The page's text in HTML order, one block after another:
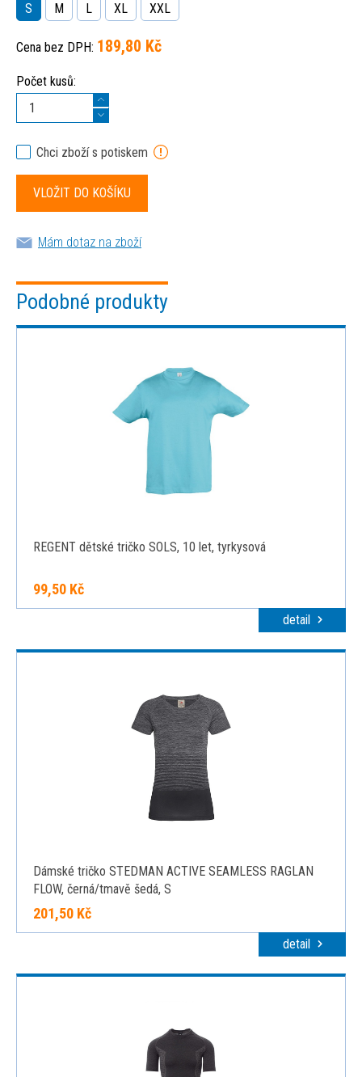
S
M L XL XXL
Cena bez DPH: 189,80 Kč
Počet kusů:
Chci zboží s potiskem
Mám dotaz na zboží
Podobné produkty
REGENT dětské tričko SOLS, 10 let, tyrkysová
99,50 Kč
detail
Dámské tričko STEDMAN ACTIVE SEAMLESS RAGLAN
FLOW, černá/tmavě šedá, S
201,50 Kč
detail